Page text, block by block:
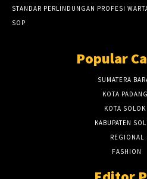
STANDAR PERLINDUNGAN PROFESI
SOP
Popular
SUMATERA
KOTA PADANG
KOTA SOLOK
KABUPATEN
REGIONAL
FASHION